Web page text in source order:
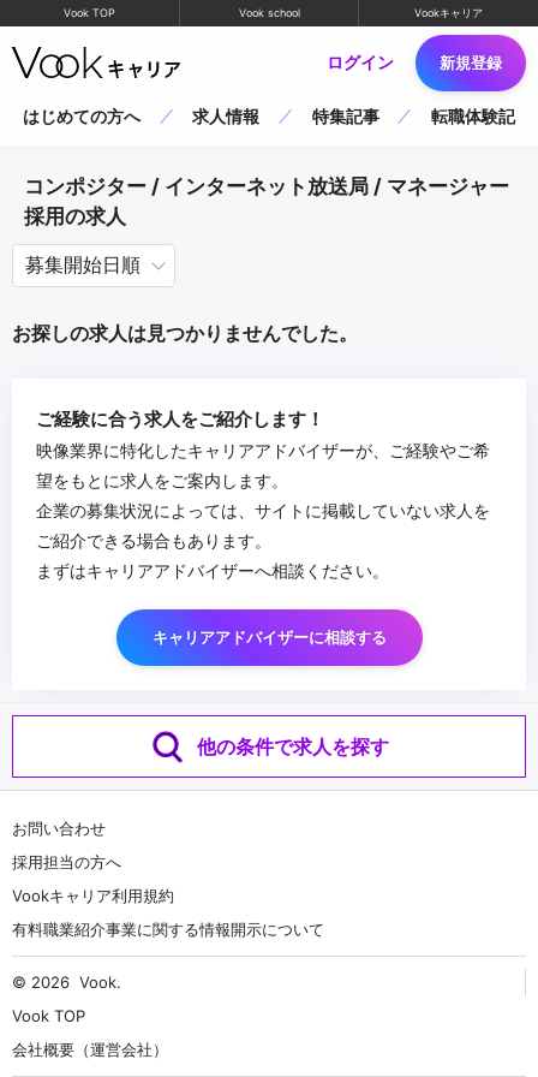
Vook TOP Vook school Vookキャリア
ログイン 新規登録
はじめての方へ 求人情報 特集記事 転職体験記
コンポジター / インターネット放送局 / マネージャー
採用の求人
お探しの求人は見つかりませんでした。
ご経験に合う求人をご紹介します！
映像業界に特化したキャリアアドバイザーが、ご経験やご希
望をもとに求人をご案内します。
企業の募集状況によっては、サイトに掲載していない求人を
ご紹介できる場合もあります。
まずはキャリアアドバイザーへ相談ください。
キャリアアドバイザーに相談する
他の条件で求人を探す
お問い合わせ
採用担当の方へ
Vookキャリア利用規約
有料職業紹介事業に関する情報開示について
© 2026 Vook.
Vook TOP
会社概要（運営会社）